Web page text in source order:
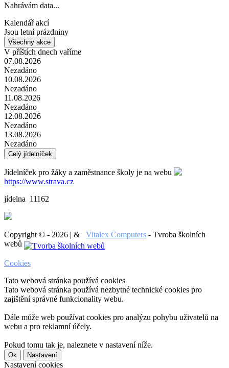
Nahrávám data...
Kalendář akcí
Jsou letní prázdniny
Všechny akce
V příštích dnech vaříme
07.08.2026
Nezadáno
10.08.2026
Nezadáno
11.08.2026
Nezadáno
12.08.2026
Nezadáno
13.08.2026
Nezadáno
Celý jídelníček
Jídelníček pro žáky a zaměstnance školy je na webu
https://www.strava.cz
jídelna 11162
Copyright © - 2026 | & Vitalex Computers - Tvroba školních
webů
Cookies
Tato webová stránka používá cookies
Tato webová stránka používá nezbytné technické cookies pro
zajištění správné funkcionality webu.
Dále může web používat cookies pro analýzu pohybu uživatelů na
webu a pro reklamní účely.
Pokud tomu tak je, naleznete v nastavení níže.
Ok Nastavení
Nastavení cookies